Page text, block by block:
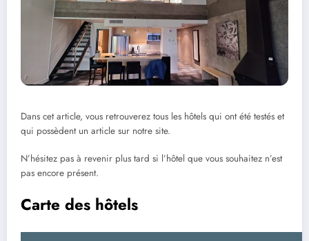
Dans cet article, vous retrouverez tous les hôtels qui ont été testés et
qui possèdent un article sur notre site.
N’hésitez pas à revenir plus tard si l’hôtel que vous souhaitez n’est
pas encore présent.
Carte des hôtels